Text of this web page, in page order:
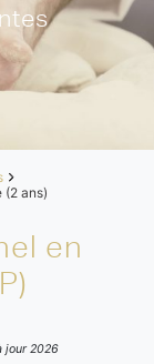
(2 ans)
en
jour 2026